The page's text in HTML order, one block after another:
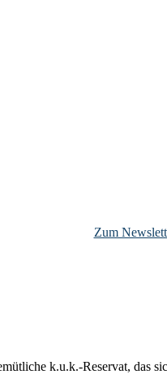
Zum
k.u.k.-Reservat, das